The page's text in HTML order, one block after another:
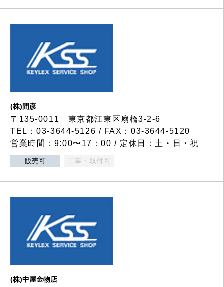
(株)間彦
〒135-0011 東京都江東区扇橋3-2-6
TEL：03-3644-5126 / FAX：03-3644-5120
営業時間：9:00〜17：00 / 定休日：土・日・祝
販売可 工事・取付可
(株)中屋金物店